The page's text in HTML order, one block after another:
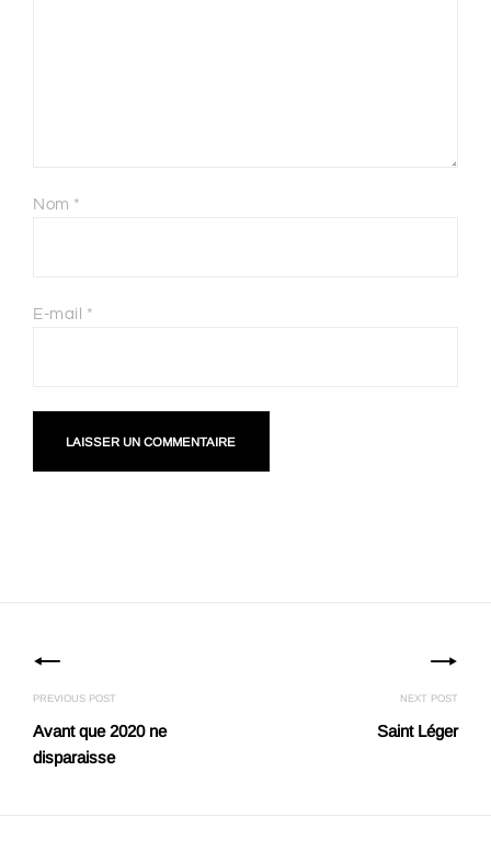
Nom *
E-mail *
des
articles
PREVIOUS POST
Avant que 2020 ne
disparaisse
NEXT POST
Saint Léger